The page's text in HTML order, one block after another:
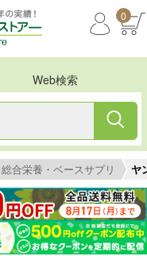
0
Web検索
総合栄養・ベースサプリ ヤ